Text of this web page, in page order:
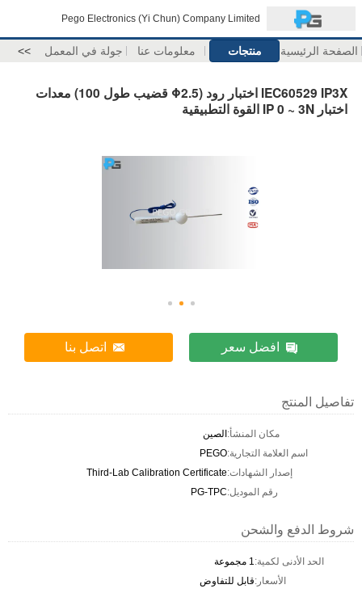
Pego Electronics (Yi Chun) Company Limited
الصفحة الرئيسية منتجات معلومات عنا جولة في المعمل >>
IEC60529 IP3X اختبار رود (Φ2.5 قضيب طول 100) معدات
اختبار IP 0 ~ 3N القوة التطبيقية
افضل سعر اتصل بنا
تفاصيل المنتج
مكان المنشأ:الصين
اسم العلامة التجارية:PEGO
إصدار الشهادات:Third-Lab Calibration Certificate
رقم الموديل:PG-TPC
شروط الدفع والشحن
الحد الأدنى لكمية:1 مجموعة
الأسعار:قابل للتفاوض